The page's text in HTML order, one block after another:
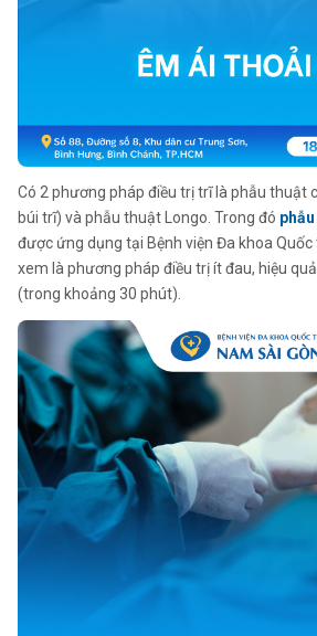
Có 2 phương pháp điều trị trĩ là phẫu thuật
búi trĩ) và phẫu thuật Longo. Trong đó
được ứng dụng tại Bệnh viện Đa khoa Quốc
xem là phương pháp điều trị ít đau, hiệu
(trong khoảng 30 phút).